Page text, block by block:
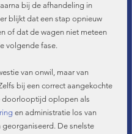
bij de afhandeling in
blijkt dat een stap opnieuw
of dat de wagen niet meteen
volgende fase.
van onwil, maar van
bij een correct aangekochte
doorlooptijd oplopen als
en administratie los van
georganiseerd. De snelste